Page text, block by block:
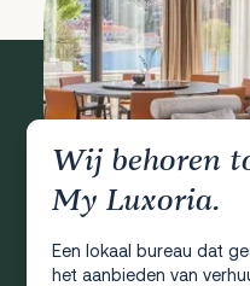
Wij behoren
My Luxoria.
Een lokaal bureau dat
het aanbieden van